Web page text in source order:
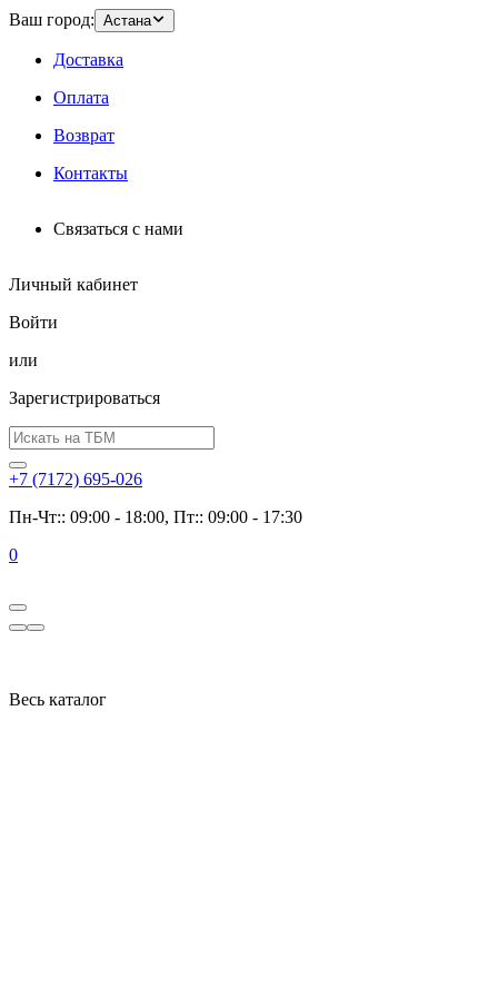
Ваш город: Астана
Доставка
Оплата
Возврат
Контакты
Связаться с нами
Личный кабинет
Войти
или
Зарегистрироваться
+7 (7172) 695-026
Пн-Чт:: 09:00 - 18:00, Пт:: 09:00 - 17:30
0
Весь каталог